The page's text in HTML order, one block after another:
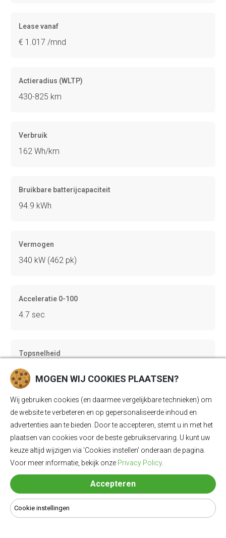
Lease vanaf
€ 1.017 /mnd
Actieradius (WLTP)
430-825 km
Verbruik
162 Wh/km
Bruikbare batterijcapaciteit
94.9 kWh
Vermogen
340 kW (462 pk)
Acceleratie 0-100
4.7 sec
Topsnelheid
210 km/u
Gewicht
2360 kg
Bagageruimte
Lengte
MOGEN WIJ COOKIES PLAATSEN?
Wij gebruiken cookies (en daarmee vergelijkbare technieken) om
de website te verbeteren en op gepersonaliseerde inhoud en
advertenties aan te bieden. Door te accepteren, stemt u in met het
plaatsen van cookies voor de beste gebruikservaring. U kunt uw
keuze altijd wijzigen via 'Cookies instellen' onderaan de pagina.
Voor meer informatie, bekijk onze Privacy Policy.
Accepteren
Cookie instellingen